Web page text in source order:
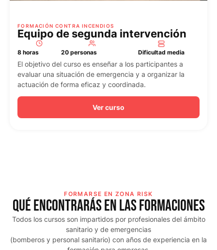
FORMACIÓN CONTRA INCENDIOS
Equipo de segunda intervención
8 horas 20 personas Dificultad media
El objetivo del curso es enseñar a los participantes a
evaluar una situación de emergencia y a organizar la
actuación de forma eficaz y coordinada.
Ver curso
FORMARSE EN ZONA RISK
QUÉ ENCONTRARÁS EN LAS FORMACIONES
Todos los cursos son impartidos por profesionales del ámbito
sanitario y de emergencias
(bomberos y personal sanitario) con años de experiencia en la